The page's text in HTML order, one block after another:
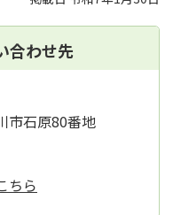
合わせ先
市石原80番地
ちら